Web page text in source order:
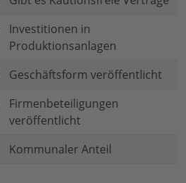
Investitionen in
Produktionsanlagen
Geschäftsform veröffentlicht
Firmenbeteiligungen
veröffentlicht
Kommunaler Anteil